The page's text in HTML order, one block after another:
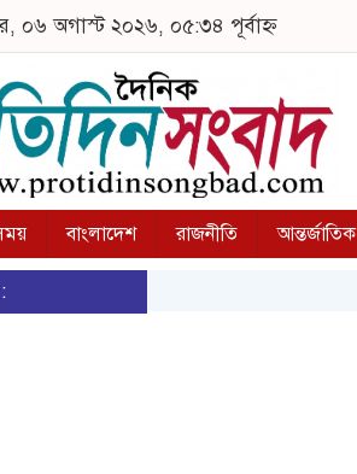
০৬ অগাস্ট ২০২৬, ০৫:৩৪ পূর্বাহ্ন
বাংলাদেশ রাজনীতি আন্তর্জাতিক